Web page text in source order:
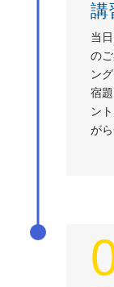
講
当
の
ン
宿
ン
が